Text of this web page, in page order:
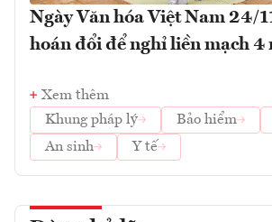
Ngày Văn hóa Việt Nam 24/
hoán đổi để nghỉ liền mạch 4
Xem thêm
Khung pháp lý
Bảo hiểm
An sinh
Y tế